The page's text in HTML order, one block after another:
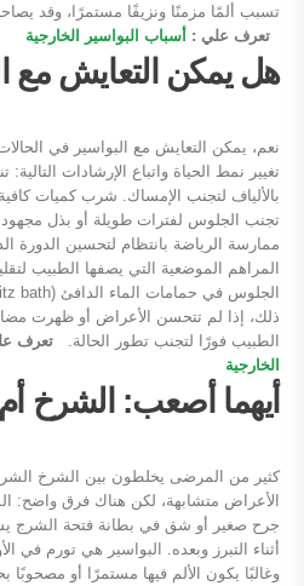
تسبب ألمًا مزمنًا ونزيفًا مستمرًا، وقد
تعرف علي : أسباب البواسير الخارجية
هل يمكن التعايش مع
نعم، يمكن التعايش مع البواسير في
تغيير نمط الحياة واتباع الإرشادات التالية:
بالألياف لتجنب الإمساك. شرب كميات كافية
تجنب الجلوس لفترات طويلة أو بذل مجهود
ممارسة الرياضة بانتظام لتحسين الدورة
المراهم الموضعية التي يصفها الطبيب
ذلك، إذا لم تتحسن الأعراض أو ظهرت
الطبيب فورًا لتجنب تطور الحالة. تعرف
الخارجية
أيهما أصعب: الشرخ أم
كثير من المرضى يخلطون بين الشرخ
الأعراض متشابهة، لكن هناك فرق واضح:
جرح صغير أو شق في بطانة فتحة الشرج
أثناء التبرز وبعده. البواسير هي تورم في
وغالبًا يكون الألم فيها مستمرًا أو